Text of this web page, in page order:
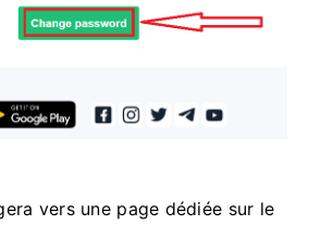
vers une page dédiée sur le